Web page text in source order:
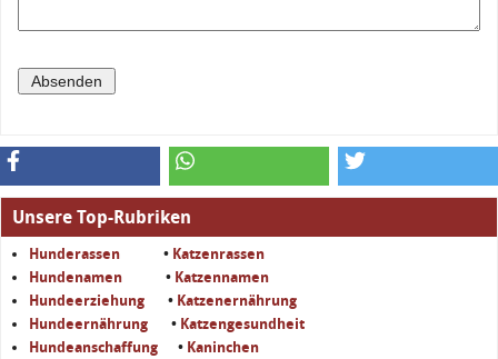
Unsere Top-Rubriken
Hunderassen • Katzenrassen
Hundenamen
• Katzennamen
Hundeerziehung • Katzenernährung
Hundeernährung • Katzengesundheit
Hundeanschaffung • Kaninchen